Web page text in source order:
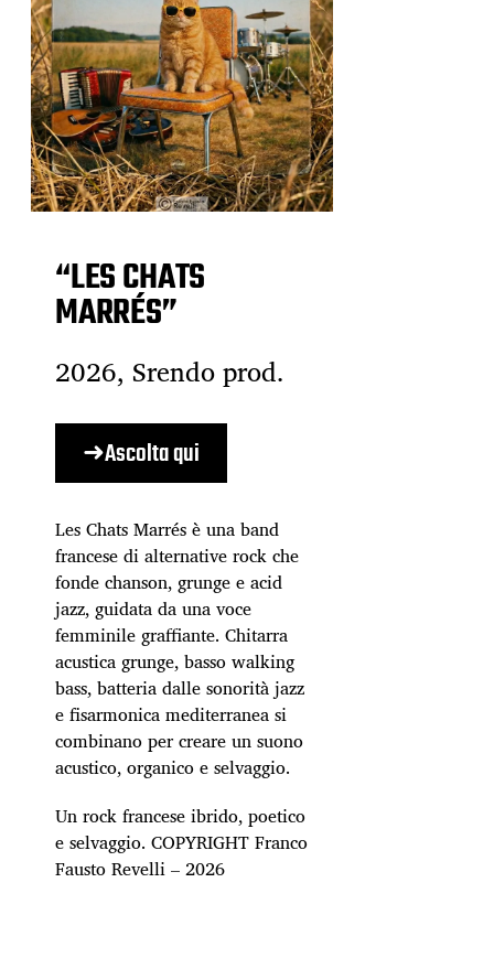
“LES CHATS
MARRÉS”
2026, Srendo prod.
➜Ascolta qui
Les Chats Marrés è una band
francese di alternative rock che
fonde chanson, grunge e acid
jazz, guidata da una voce
femminile graffiante. Chitarra
acustica grunge, basso walking
bass, batteria dalle sonorità jazz
e fisarmonica mediterranea si
combinano per creare un suono
acustico, organico e selvaggio.
Un rock francese ibrido, poetico
e selvaggio. COPYRIGHT Franco
Fausto Revelli – 2026